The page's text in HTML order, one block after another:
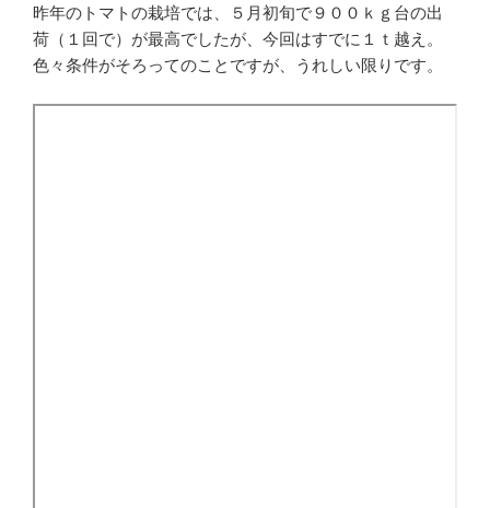
昨年のトマトの栽培では、５月初旬で９００ｋｇ台の出
荷（１回で）が最高でしたが、今回はすでに１ｔ越え。
色々条件がそろってのことですが、うれしい限りです。